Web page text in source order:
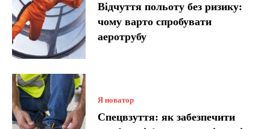
Відчуття польоту без ризику:
чому варто спробувати
аеротрубу
Я новатор
Спецвзуття: як забезпечити